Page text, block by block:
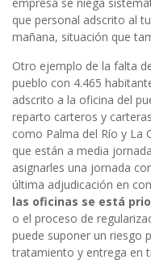
que personal adscrito al
mañana, situación que
Otro ejemplo de la falta
pueblo con 4.465
adscrito a la oficina del
reparto carteros y
como Palma del Río y La
que están a media
asignarles una jornada
última adjudicación en
las oficinas se está
o el proceso de
puede suponer un riesgo
tratamiento y entrega en